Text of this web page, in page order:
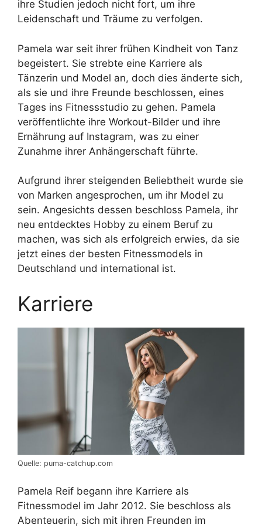
ihre Studien jedoch nicht fort, um ihre
Leidenschaft und Träume zu verfolgen.
Pamela war seit ihrer frühen Kindheit von Tanz
begeistert. Sie strebte eine Karriere als
Tänzerin und Model an, doch dies änderte sich,
als sie und ihre Freunde beschlossen, eines
Tages ins Fitnessstudio zu gehen. Pamela
veröffentlichte ihre Workout-Bilder und ihre
Ernährung auf Instagram, was zu einer
Zunahme ihrer Anhängerschaft führte.
Aufgrund ihrer steigenden Beliebtheit wurde sie
von Marken angesprochen, um ihr Model zu
sein. Angesichts dessen beschloss Pamela, ihr
neu entdecktes Hobby zu einem Beruf zu
machen, was sich als erfolgreich erwies, da sie
jetzt eines der besten Fitnessmodels in
Deutschland und international ist.
Karriere
Quelle: puma-catchup.com
Pamela Reif begann ihre Karriere als
Fitnessmodel im Jahr 2012. Sie beschloss als
Abenteuerin, sich mit ihren Freunden im